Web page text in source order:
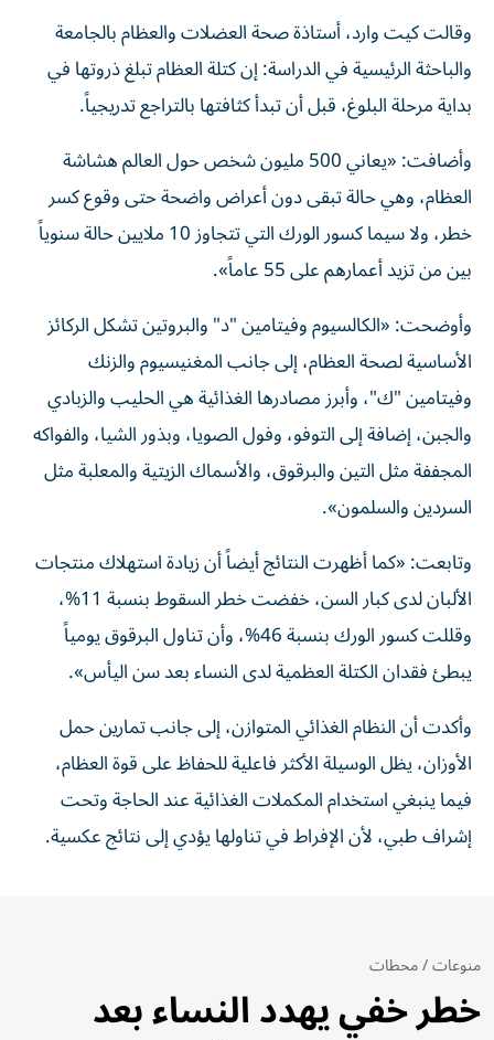
وقالت كيت وارد، أستاذة صحة العضلات والعظام بالجامعة
والباحثة الرئيسية في الدراسة: إن كتلة العظام تبلغ ذروتها في
بداية مرحلة البلوغ، قبل أن تبدأ كثافتها بالتراجع تدريجياً.
وأضافت: «يعاني 500 مليون شخص حول العالم هشاشة
العظام، وهي حالة تبقى دون أعراض واضحة حتى وقوع كسر
خطر، ولا سيما كسور الورك التي تتجاوز 10 ملايين حالة سنوياً
بين من تزيد أعمارهم على 55 عاماً».
وأوضحت: «الكالسيوم وفيتامين "د" والبروتين تشكل الركائز
الأساسية لصحة العظام، إلى جانب المغنيسيوم والزنك
وفيتامين "ك"، وأبرز مصادرها الغذائية هي الحليب والزبادي
والجبن، إضافة إلى التوفو، وفول الصويا، وبذور الشيا، والفواكه
المجففة مثل التين والبرقوق، والأسماك الزيتية والمعلبة مثل
السردين والسلمون».
وتابعت: «كما أظهرت النتائج أيضاً أن زيادة استهلاك منتجات
الألبان لدى كبار السن، خفضت خطر السقوط بنسبة 11%،
وقللت كسور الورك بنسبة 46%، وأن تناول البرقوق يومياً
يبطئ فقدان الكتلة العظمية لدى النساء بعد سن اليأس».
وأكدت أن النظام الغذائي المتوازن، إلى جانب تمارين حمل
الأوزان، يظل الوسيلة الأكثر فاعلية للحفاظ على قوة العظام،
فيما ينبغي استخدام المكملات الغذائية عند الحاجة وتحت
إشراف طبي، لأن الإفراط في تناولها يؤدي إلى نتائج عكسية.
منوعات/محطات
خطر خفي يهدد النساء بعد